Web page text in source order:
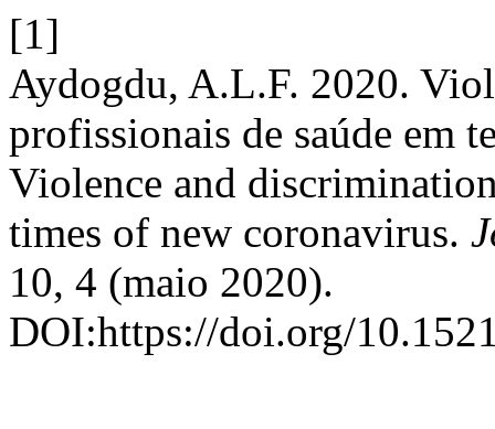
[1]
Aydogdu, A.L.F. 2020.
profissionais de saúde em
Violence and
times of new coronavirus.
10, 4 (maio 2020).
DOI:https://doi.org/